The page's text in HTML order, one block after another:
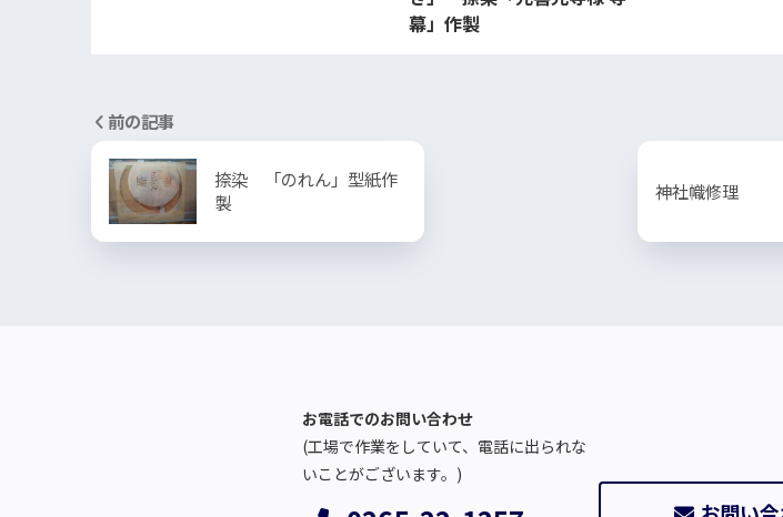
幕」作製
前の記事
捺染 「のれん」型紙作
製
神社幟修理
お電話でのお問い合わせ
(工場で作業をしていて、電話に出られな
いことがございます。)